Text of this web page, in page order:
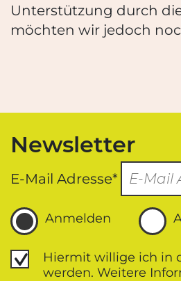
Unterstützung durch
möchten wir jedoch
Newsletter
E-Mail Adresse*
Anmelden
Hiermit willige ich in
werden. Weitere